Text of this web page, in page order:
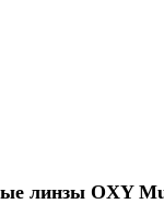
линзы OXY